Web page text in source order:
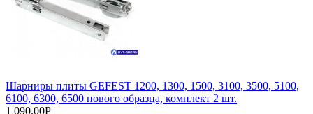
Шарниры плиты GEFEST 1200, 1300, 1500, 3100, 3500, 5100,
6100, 6300, 6500 нового образца, комплект 2 шт.
1 090.00Р